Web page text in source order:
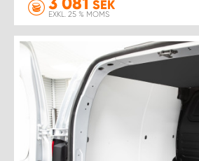
SEK
EXKL. 25 % MOMS